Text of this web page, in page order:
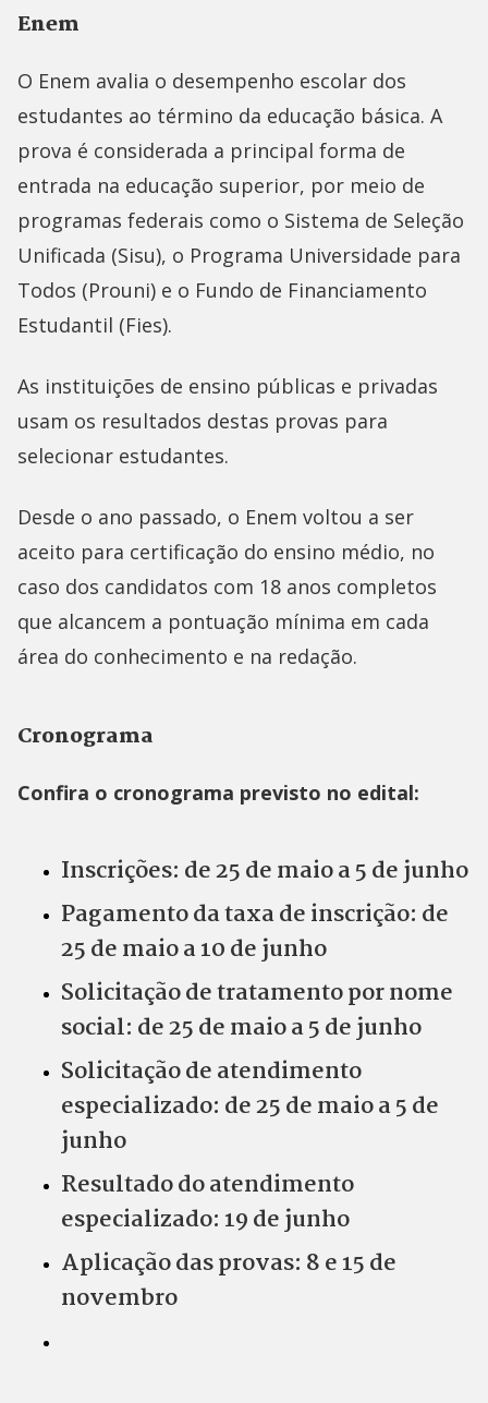
Enem
O Enem avalia o desempenho escolar dos
estudantes ao término da educação básica. A
prova é considerada a principal forma de
entrada na educação superior, por meio de
programas federais como o Sistema de Seleção
Unificada (Sisu), o Programa Universidade para
Todos (Prouni) e o Fundo de Financiamento
Estudantil (Fies).
As instituições de ensino públicas e privadas
usam os resultados destas provas para
selecionar estudantes.
Desde o ano passado, o Enem voltou a ser
aceito para certificação do ensino médio, no
caso dos candidatos com 18 anos completos
que alcancem a pontuação mínima em cada
área do conhecimento e na redação.
Cronograma
Confira o cronograma previsto no edital:
Inscrições: de 25 de maio a 5 de junho
Pagamento da taxa de inscrição: de
25 de maio a 10 de junho
Solicitação de tratamento por nome
social: de 25 de maio a 5 de junho
Solicitação de atendimento
especializado: de 25 de maio a 5 de
junho
Resultado do atendimento
especializado: 19 de junho
Aplicação das provas: 8 e 15 de
novembro